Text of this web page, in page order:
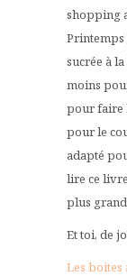
shopping
Printemps
sucrée à
moins
pour faire
pour le
adapté
lire ce
plus
Et toi, de
Les boites